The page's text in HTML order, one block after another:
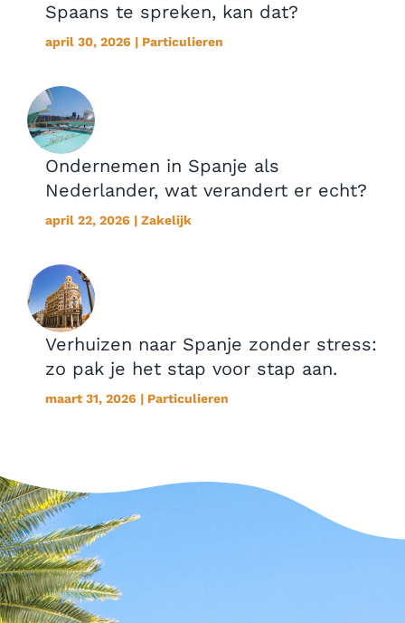
Spaans te spreken, kan dat?
april 30, 2026 | Particulieren
Ondernemen in Spanje als
Nederlander, wat verandert er echt?
april 22, 2026 | Zakelijk
Verhuizen naar Spanje zonder stress:
zo pak je het stap voor stap aan.
maart 31, 2026 | Particulieren